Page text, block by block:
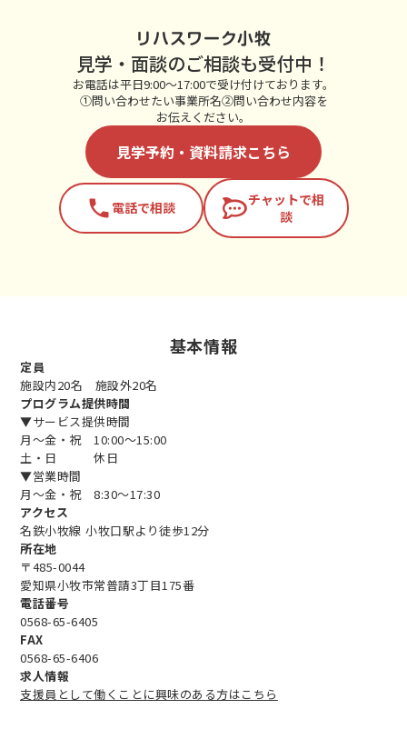
リハスワーク小牧
見学・面談のご相談も受付中！
お電話は平日9:00～17:00で受け付けております。
①問い合わせたい事業所名②問い合わせ内容を
お伝えください。
見学予約・資料請求こちら
phone 電話で相談
チャットで相
談
基本情報
定員
施設内20名 施設外20名
プログラム提供時間
▼サービス提供時間
月～金・祝 10:00～15:00
土・日 休日
▼営業時間
月～金・祝 8:30～17:30
アクセス
名鉄小牧線 小牧口駅より徒歩12分
所在地
〒485-0044
愛知県小牧市常普請3丁目175番
電話番号
0568-65-6405
FAX
0568-65-6406
求人情報
支援員として働くことに興味のある方はこちら